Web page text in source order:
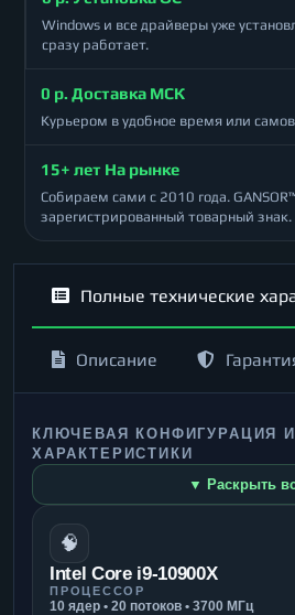
Windows и все драйверы уже
сразу работает.
0 р. Доставка МСК
Курьером в удобное время или
15+ лет На рынке
Собираем сами с 2010 года.
зарегистрированный товарный знак.
Полные технические
Описание
КЛЮЧЕВАЯ КОНФИГУРАЦИЯ
ХАРАКТЕРИСТИКИ
▼ Раскрыть
🧠
Intel Core i9-10900X
ПРОЦЕССОР
10 ядер • 20 потоков • 3700 МГц